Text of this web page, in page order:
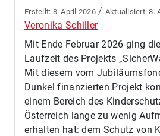
8. April 2026 / 8.
Veronika Schiller
Mit Ende Februar 2026 ging
Laufzeit des Projekts
Mit diesem vom
Dunkel finanzierten Projekt
einem Bereich des
Österreich lange zu wenig
erhalten hat: dem Schutz von